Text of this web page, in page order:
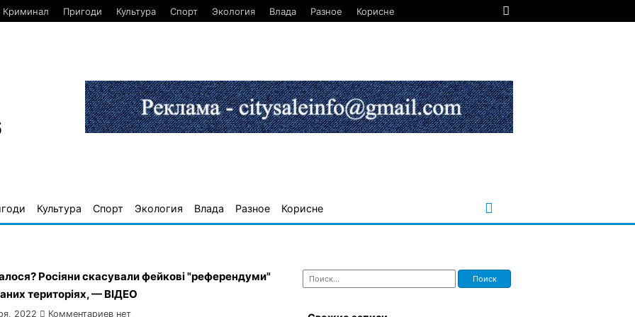
Криминал Пригоди Культура Спорт Экология Влада Разное Корисне
Культура Спорт Экология Влада Разное Корисне
Росіяни скасували фейкові "референдуми"
територіях, — ВІДЕО
2022 Комментариев нет
Найти: